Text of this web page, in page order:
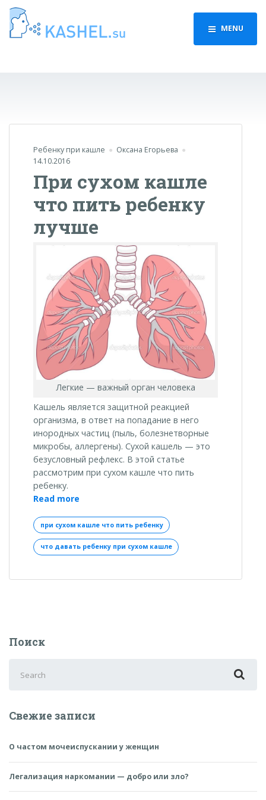
MENU
Ребенку при кашле
Оксана Егорьева
14.10.2016
При сухом кашле
что пить ребенку
лучше
Легкие — важный орган человека
Кашель является защитной реакцией
организма, в ответ на попадание в него
инородных частиц (пыль, болезнетворные
микробы, аллергены). Сухой кашель — это
безусловный рефлекс. В этой статье
рассмотрим при сухом кашле что пить
ребенку.
Read more
кашле
что
пить
при сухом кашле что пить ребенку
что давать ребенку при сухом кашле
Поиск
for:
Свежие записи
О частом мочеиспускании у женщин
Легализация наркомании — добро или зло?